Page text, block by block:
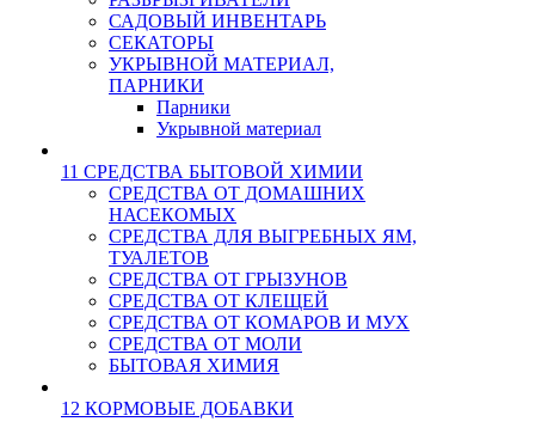
САДОВЫЙ ИНВЕНТАРЬ
СЕКАТОРЫ
УКРЫВНОЙ МАТЕРИАЛ,
ПАРНИКИ
Парники
Укрывной материал
11 СРЕДСТВА БЫТОВОЙ ХИМИИ
СРЕДСТВА ОТ ДОМАШНИХ
НАСЕКОМЫХ
СРЕДСТВА ДЛЯ ВЫГРЕБНЫХ ЯМ,
ТУАЛЕТОВ
СРЕДСТВА ОТ ГРЫЗУНОВ
СРЕДСТВА ОТ КЛЕЩЕЙ
СРЕДСТВА ОТ КОМАРОВ И МУХ
СРЕДСТВА ОТ МОЛИ
БЫТОВАЯ ХИМИЯ
12 КОРМОВЫЕ ДОБАВКИ